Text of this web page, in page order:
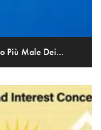
Più Male Dei...